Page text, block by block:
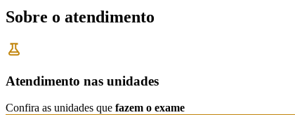
Sobre o atendimento
Atendimento nas unidades
Confira as unidades que fazem o exame